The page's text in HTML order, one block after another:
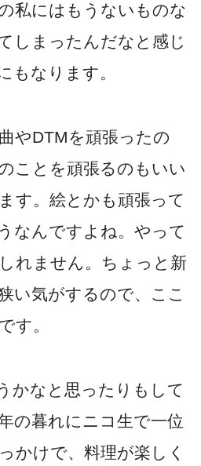
私にはもうないものな
しまったんだなと感じ
もなります。
やDTMを頑張ったの
ことを頑張るのもいい
す。絵とかも頑張って
なんですよね。やって
れません。ちょっと新
い気がするので、ここ
す。
かなと思ったりもして
の暮れにニコ生で一位
かけで、料理が楽しく